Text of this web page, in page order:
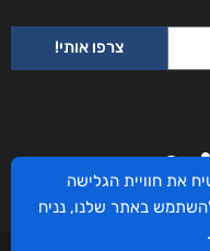
צרפו אותי!
את חוויית הגלישה
באתר שלנו, נניח